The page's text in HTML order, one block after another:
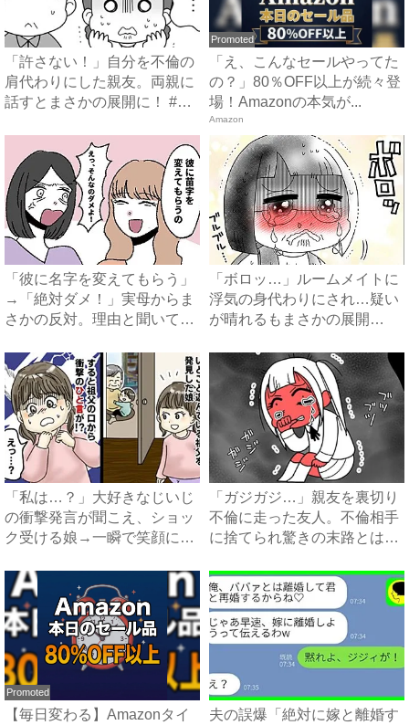
「許さない！」自分を不倫の
肩代わりにした親友。両親に
話すとまさかの展開に！ #
Promoted
「え、こんなセールやってた
の？」80％OFF以上が続々登
場！Amazonの本気が...
Amazon
「彼に名字を変えてもらう」
→「絶対ダメ！」実母からま
さかの反対。理由と聞いてみ
「ボロッ…」ルームメイトに
浮気の身代わりにされ…疑い
が晴れるもまさかの展開
「私は…？」大好きなじいじ
の衝撃発言が聞こえ、ショッ
ク受ける娘→一瞬で笑顔に変
「ガジガジ…」親友を裏切り
不倫に走った友人。不倫相手
に捨てられ驚きの末路とは？
Promoted
【毎日変わる】Amazonタイ
夫の誤爆「絶対に嫁と離婚す